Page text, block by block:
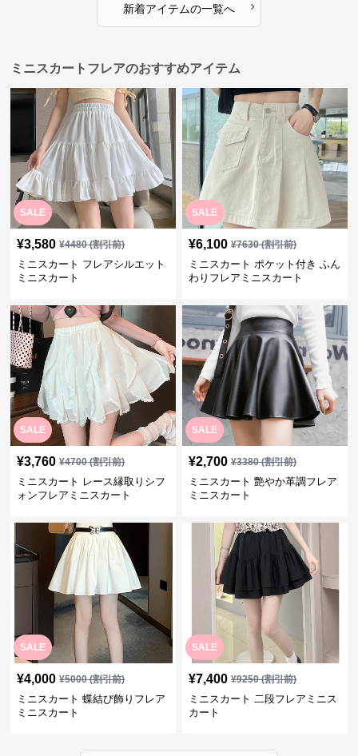
新着アイテムの一覧へ ›
ミニスカートフレアのおすすめアイテム
SALE
¥3,580 ¥4480(割引前)
ミニスカート フレアシルエット
ミニスカート
SALE
¥6,100 ¥7630(割引前)
ミニスカート ポケット付き ふん
わりフレアミニスカート
SALE
¥3,760 ¥4700(割引前)
ミニスカート レース縁取りシフ
ォンフレアミニスカート
SALE
¥2,700 ¥3380(割引前)
ミニスカート 艶やか革調フレア
ミニスカート
SALE
¥4,000 ¥5000(割引前)
ミニスカート 蝶結び飾りフレア
ミニスカート
SALE
¥7,400 ¥9250(割引前)
ミニスカート 二段フレアミニス
カート